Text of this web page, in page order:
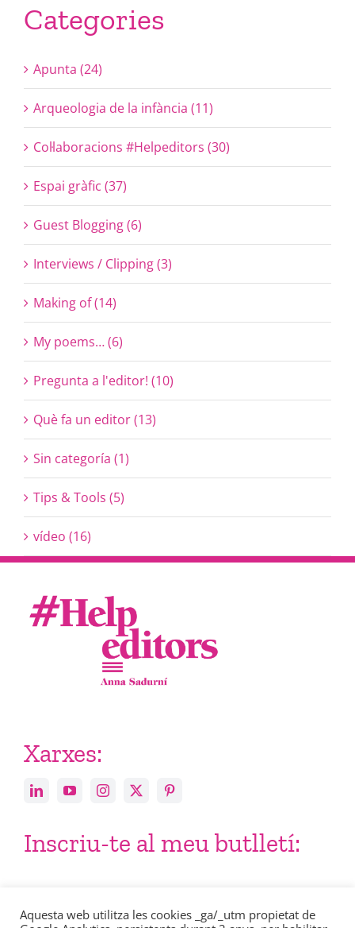
Categories
Apunta (24)
Arqueologia de la infància (11)
Col·laboracions #Helpeditors (30)
Espai gràfic (37)
Guest Blogging (6)
Interviews / Clipping (3)
Making of (14)
My poems… (6)
Pregunta a l'editor! (10)
Què fa un editor (13)
Sin categoría (1)
Tips & Tools (5)
vídeo (16)
Xarxes:
Inscriu-te al meu butlletí:
Aquesta web utilitza les cookies _ga/_utm propietat de